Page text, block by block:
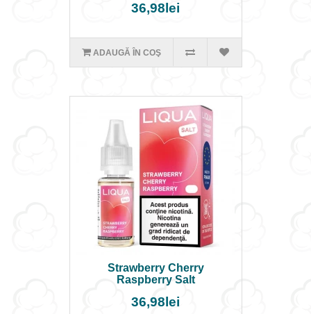
36,98lei
ADAUGĂ ÎN COŞ
Strawberry Cherry
Raspberry Salt
36,98lei